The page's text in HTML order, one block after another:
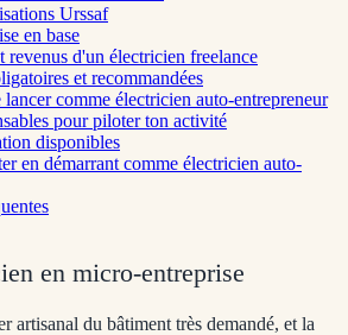
Urssaf
en base
revenus d'un électricien freelance
et recommandées
lancer comme électricien auto-entrepreneur
pour piloter ton activité
disponibles
en démarrant comme électricien auto-
en micro-entreprise
artisanal du bâtiment très demandé, et la